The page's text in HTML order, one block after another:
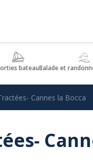
bateauBalade et
Cannes la Bocca